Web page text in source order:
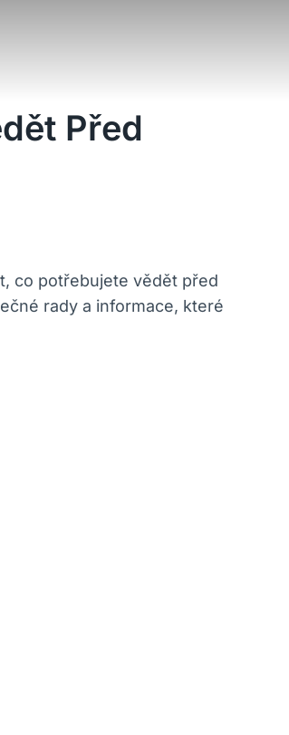
Před
co potřebujete vědět před
rady a informace, které